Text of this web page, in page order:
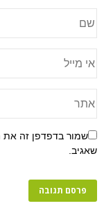
שמור בדפדפן זה
שאגיב.